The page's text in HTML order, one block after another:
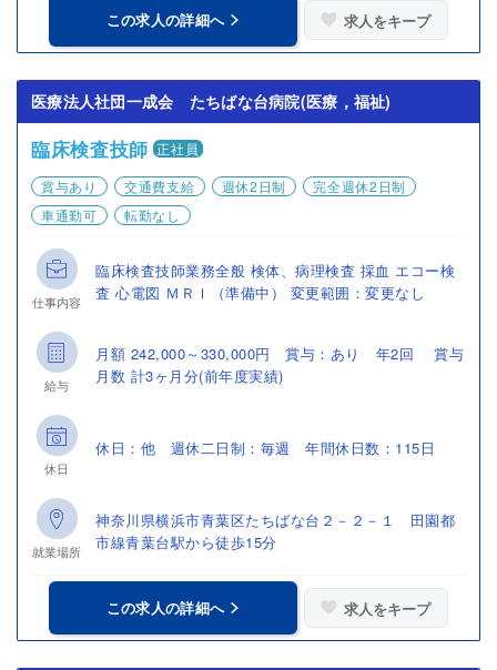
この求人の詳細へ 求人をキープ
医療法人社団一成会 たちばな台病院(医療，福祉)
臨床検査技師 正社員
賞与あり
交通費支給 週休2日制
完全週休2日制
車通勤可
転勤なし
仕事内容
臨床検査技師業務全般 検体、病理検査 採血 エコー検
査 心電図 ＭＲＩ（準備中） 変更範囲：変更なし
給与
月額 242,000～330,000円 賞与：あり 年2回 賞与
月数 計3ヶ月分(前年度実績)
休日
休日：他 週休二日制：毎週 年間休日数：115日
就業場所
神奈川県横浜市青葉区たちばな台２－２－１ 田園都
市線青葉台駅から徒歩15分
この求人の詳細へ 求人をキープ